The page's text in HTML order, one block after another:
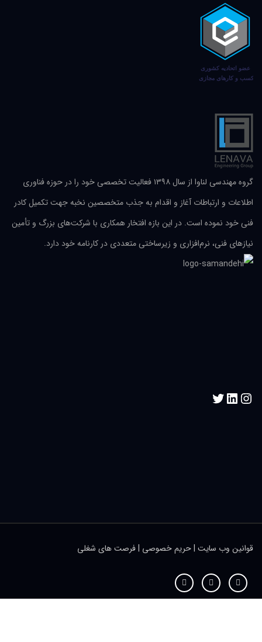
گروه مهندسی لناوا از سال ۱۳۹۸ فعالیت تخصصی خود را در حوزه فناوری
اطلاعات و ارتباطات آغاز و اقدام به جذب متخصصین نخبه جهت تکمیل کادر
فنی خود نموده است. در این بازه افتخار همکاری با شرکت‌های بزرگ و تأمین
نیازهای فنی، نرم‌افزاری و زیرساختی متعددی در کارنامه خود دارد.
قوانین وب سایت |حریم خصوصی |فرصت های شغلی